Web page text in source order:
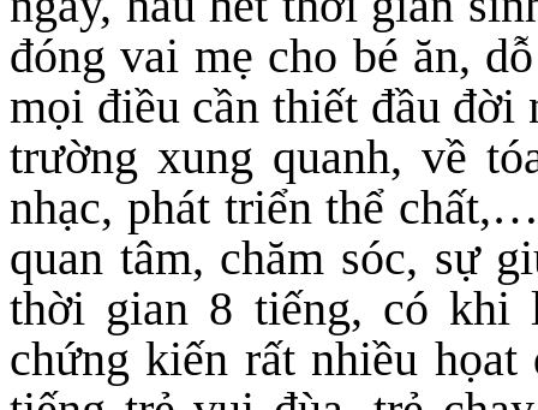
đóng vai mẹ cho bé ăn,
mọi điều cần thiết đầu
trường xung quanh, về
nhạc, phát triển thể
quan tâm, chăm sóc, sự
thời gian 8 tiếng, có khi
chứng kiến rất nhiều